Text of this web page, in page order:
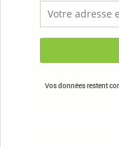
Vos données restent